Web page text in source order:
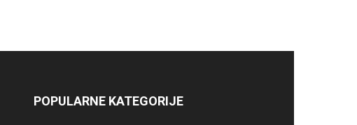
POPULARNE KATEGORIJE